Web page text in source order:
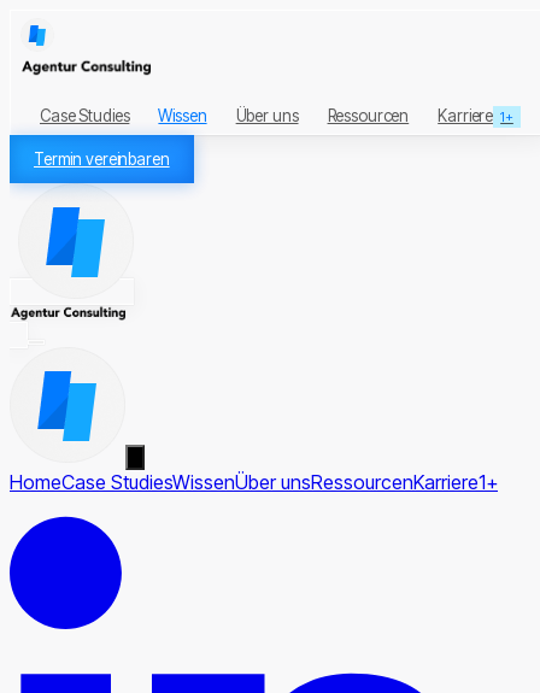
Case Studies Wissen Über uns Ressourcen Karriere 1+
Termin vereinbaren
HomeCase StudiesWissenÜber unsRessourcenKarriere1+